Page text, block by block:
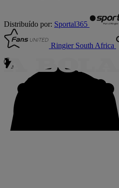
Distribuído por: Sportal365
Ringier South Africa